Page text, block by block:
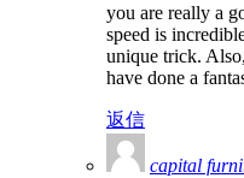
you are really a
speed is
unique trick.
have done a
返信
capital